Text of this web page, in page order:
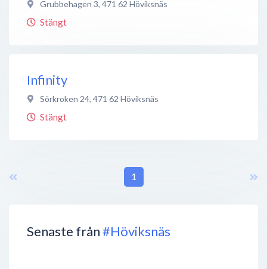
Senaste från#Höviksnäs
Grubbehagen 3, 471 62 Höviksnäs
Stängt
Infinity
Sörkroken 24, 471 62 Höviksnäs
Stängt
1